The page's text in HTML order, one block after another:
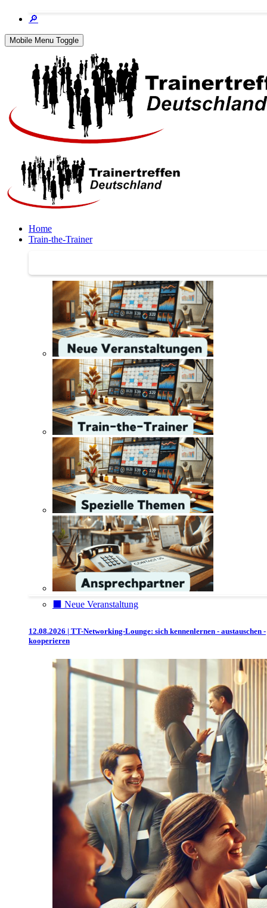
🔎
Mobile Menu Toggle
Home
Train-the-Trainer
⬛️ Neue Veranstaltung
12.08.2026 | TT-Networking-Lounge: sich kennenlernen - austauschen -
kooperieren